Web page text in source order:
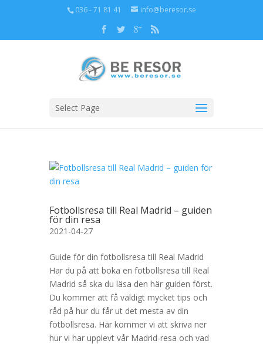
036 - 71 81 41 info@beresor.se
Select Page
Fotbollsresa till Real Madrid – guiden
för din resa
2021-04-27
Guide för din fotbollsresa till Real Madrid
Har du på att boka en fotbollsresa till Real
Madrid så ska du läsa den här guiden först.
Du kommer att få väldigt mycket tips och
råd på hur du får ut det mesta av din
fotbollsresa. Här kommer vi att skriva ner
hur vi har upplevt vår Madrid-resa och vad